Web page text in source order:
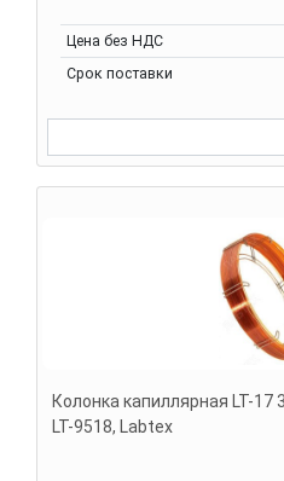
Цена без НДС
Срок поставки
Колонка капиллярная LT-17
LT-9518, Labtex